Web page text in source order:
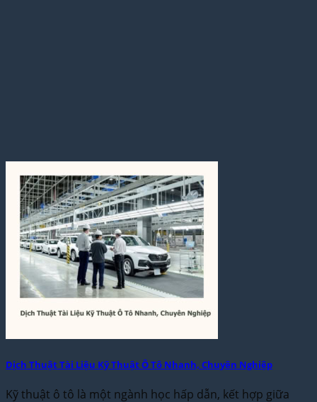
Dịch Thuật Tài Liệu Kỹ Thuật Ô Tô Nhanh, Chuyên Nghiệp
Kỹ thuật ô tô là một ngành học hấp dẫn, kết hợp giữa